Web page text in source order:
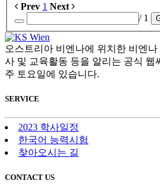
Prev 1 Next
/ 1
오스트리아 비엔나에 위치한 비엔
사 및 교육활동 등을 알리는 공식 웹
주 토요일에 있습니다.
SERVICE
2023 학사일정
한국어 능력시험
찾아오시는 길
CONTACT US